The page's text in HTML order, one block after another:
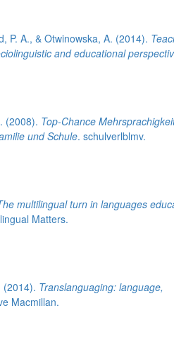
P. A., & Otwinowska, A. (2014).
and educational
(2008). Top-Chance
und Schule. schulverlblmv.
multilingual turn in languages
Matters.
(2014). Translanguaging: language,
Macmillan.